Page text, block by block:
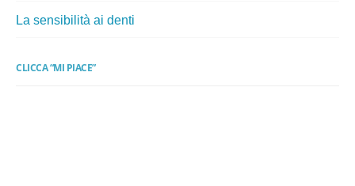
La sensibilità ai denti
CLICCA “MI PIACE”